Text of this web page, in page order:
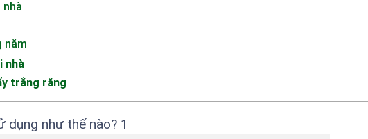
năm
nhà
trắng răng